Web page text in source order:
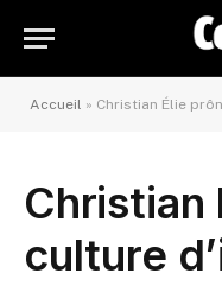
Accueil » Christian Élie
Christian
culture